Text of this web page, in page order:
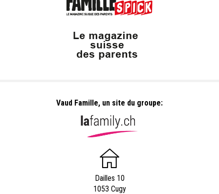
Vaud Famille, un site du groupe:
Dailles 10
1053 Cugy